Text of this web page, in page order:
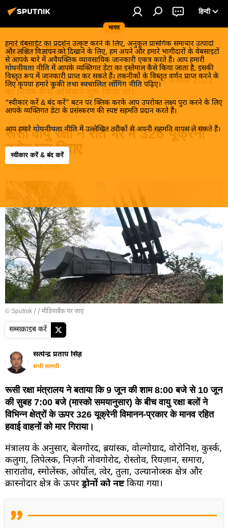
भारत
हिन्दी
हमारे वेबसाईट का प्रदर्शन उत्कृष्ट करने के लिए, अनुकूल प्रासंगिक समाचार उत्पादों
और लक्षित विज्ञापन को दिखाने के लिए, हम अपने और हमारे भागीदारों के वेबसाइटों
से आपके बारे में अवैयक्तिक व्यावसायिक जानकारी एकत्र करते हैं। आप हमारी
गोपनीयता नीति में आपके व्यक्तिगत डेटा का इस्तेमाल कैसे किया जाता है, इसकी
विस्तृत रूप में जानकारी प्राप्त कर सकते हैं। तकनीकों के विस्तृत वर्णन प्राप्त करने के
लिए कृपया हमारे कूकी तथा स्वचालित लॉगिंग नीति पढ़िए।
“स्वीकार करें & बंद करें” बटन पर क्लिक करके आप उपरोक्त लक्ष्य पुरा करने के लिए
आपके व्यक्तिगत डेटा के प्रसंस्करण की स्पष्ट सहमति प्रदान करते हैं।
आप हमारे गोपनीयता नीति में उल्लेखित तरीकों से अपनी सहमति वापस ले सकते हैं।
स्वीकार करें & बंद करें
यूक्रेन संकट
मास्को ने डोनबास के लोगों को, खास तौर पर रूसी बोलनेवाली
आबादी को, कीव के नित्य हमलों से बचाने के लिए फरवरी 2022
को विशेष सैन्य अभियान शुरू किया था।
रूसी वायु रक्षा ने रात भर में 326 यूक्रेनी
ड्रोन मार गिराए
© Sputnik / /मीडियाबैंक पर जाएं
सब्सक्राइब करें
सत्येन्द्र प्रताप सिंह
सभी सामग्री
रूसी रक्षा मंत्रालय ने बताया कि 9 जून की शाम 8:00 बजे से 10 जून
की सुबह 7:00 बजे (मास्को समयानुसार) के बीच वायु रक्षा बलों ने
विभिन्न क्षेत्रों के ऊपर 326 यूक्रेनी विमानन-प्रकार के मानव रहित
हवाई वाहनों को मार गिराया।
मंत्रालय के अनुसार, बेलगोरद, ब्रयांस्क, वोल्गोग्राद, वोरोनिश, कुर्स्क,
कलुगा, लिपेत्स्क, निज़नी नोवगोरोद, रोस्तोव, रियज़ान, समारा,
सारातोव, स्मोलेंस्क, ओर्योल, त्वेर, तुला, उल्यानोव्स्क क्षेत्र और
क्रास्नोदार क्षेत्र के ऊपरड्रोनों को नष्टकिया गया।